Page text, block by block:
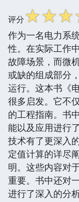
评分☆☆☆
作为一名电力系
性。在实际工作
故障场景，而微
或缺的组成部分
运行。这本书《
很多启发。它不
的工程指南。书
能以及应用进行
技术有了更深入
定值计算的详尽
明。这些内容对
重要。书中还对
进行了深入的分